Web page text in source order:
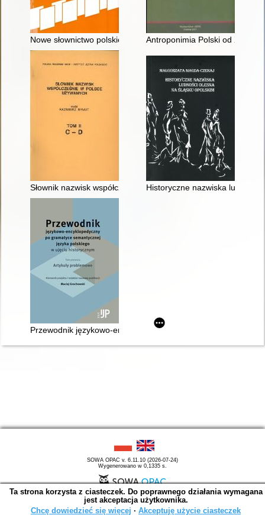
Nowe słownictwo polskie : materiały z prasy lat 2001-2005.
Antroponimia Polski od XVI do
Słownik nazwisk współcześnie w Polsce używanych. T. 2,
Historyczne nazwiska ludności
Przewodnik językowo-encyklopedyczny po gramatyce
SOWA OPAC v. 6.11.10 (2026-07-24)
Wygenerowano w 0,1335 s.
Ta strona korzysta z ciasteczek. Do poprawnego działania wymagana
jest akceptacja użytkownika.
Chcę dowiedzieć się więcej ∙ Akceptuję użycie ciasteczek